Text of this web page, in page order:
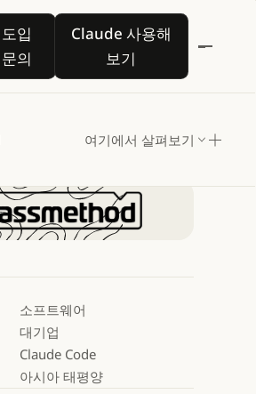
도입
문의
도입 문의
Claude 사용해
보기
Claude 사용해 보기
여기에서 살펴보기
Claude
개발
속도
보기
사용해 보기
소프트웨어
대기업
Claude Code
아시아 태평양